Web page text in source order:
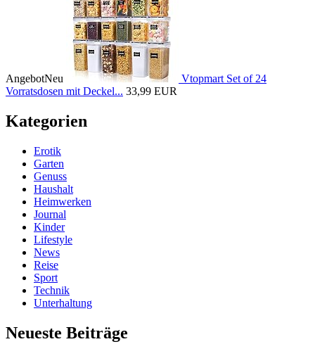
AngebotNeu
Vtopmart Set of 24
Vorratsdosen mit Deckel... 33,99 EUR
Kategorien
Erotik
Garten
Genuss
Haushalt
Heimwerken
Journal
Kinder
Lifestyle
News
Reise
Sport
Technik
Unterhaltung
Neueste Beiträge